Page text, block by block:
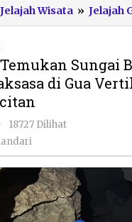
Jelajah Wisata » Jelajah
Sungai
di Gua
18727 Dilihat